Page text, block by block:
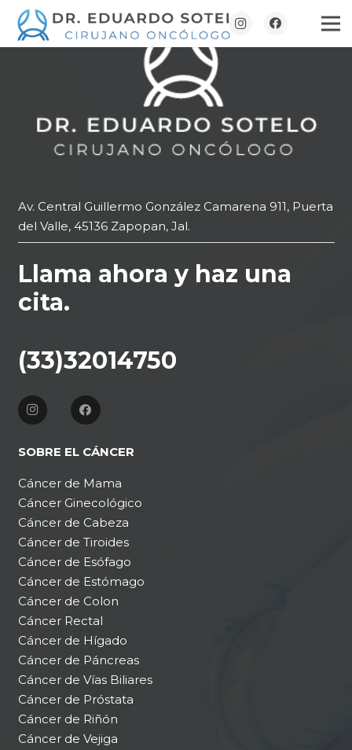
Av. Central Guillermo González Camarena 911, Puerta
del Valle, 45136 Zapopan, Jal.
Llama ahora y haz una
cita.
(33)32014750
SOBRE EL CÁNCER
Cáncer de Mama
Cáncer Ginecológico
Cáncer de Cabeza
Cáncer de Tiroides
Cáncer de Esófago
Cáncer de Estómago
Cáncer de Colon
Cáncer Rectal
Cáncer de Hígado
Cáncer de Páncreas
Cáncer de Vías Biliares
Cáncer de Próstata
Cáncer de Riñón
Cáncer de Vejiga